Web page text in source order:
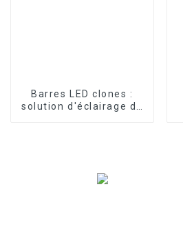
Barres LED clones :
solution d'éclairage de